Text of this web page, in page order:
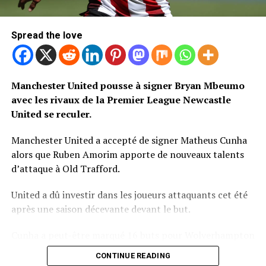
Spread the love
Manchester United pousse à signer Bryan Mbeumo
avec les rivaux de la Premier League Newcastle
United se reculer.
Manchester United a accepté de signer Matheus Cunha
alors que Ruben Amorim apporte de nouveaux talents
d’attaque à Old Trafford.
United a dû investir dans les joueurs attaquants cet été
après une saison décevante devant le but.
Wanderers la saison dernière, mais lui seul ne résoudra
CONTINUE READING